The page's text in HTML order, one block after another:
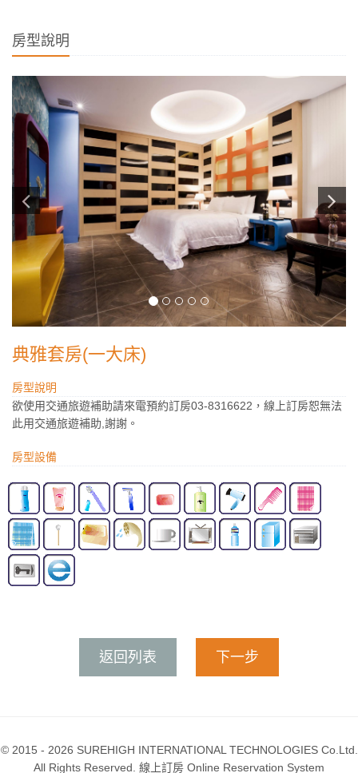
房型說明
典雅套房(一大床)
房型說明
欲使用交通旅遊補助請來電預約訂房03-8316622，線上訂房恕無法
此用交通旅遊補助,謝謝。
房型設備
返回列表 下一步
© 2015 - 2026 SUREHIGH INTERNATIONAL TECHNOLOGIES Co.Ltd.
All Rights Reserved. 線上訂房 Online Reservation System